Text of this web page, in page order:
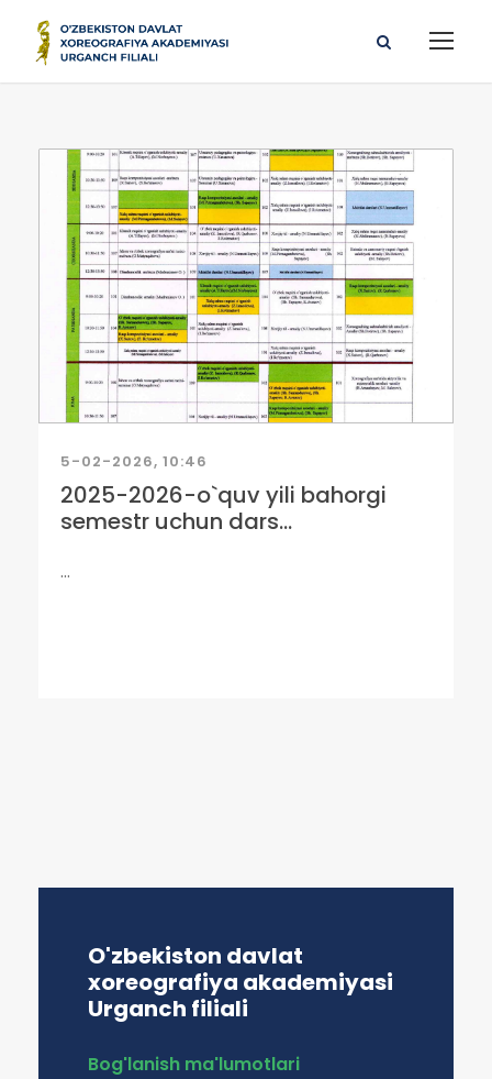
5-02-2026, 10:46
2025-2026-o`quv yili bahorgi
semestr uchun dars...
...
O'zbekiston davlat
xoreografiya akademiyasi
Urganch filiali
Bog'lanish ma'lumotlari